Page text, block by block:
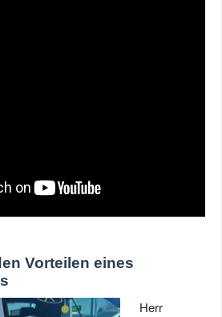
Vorteilen eines
Herr